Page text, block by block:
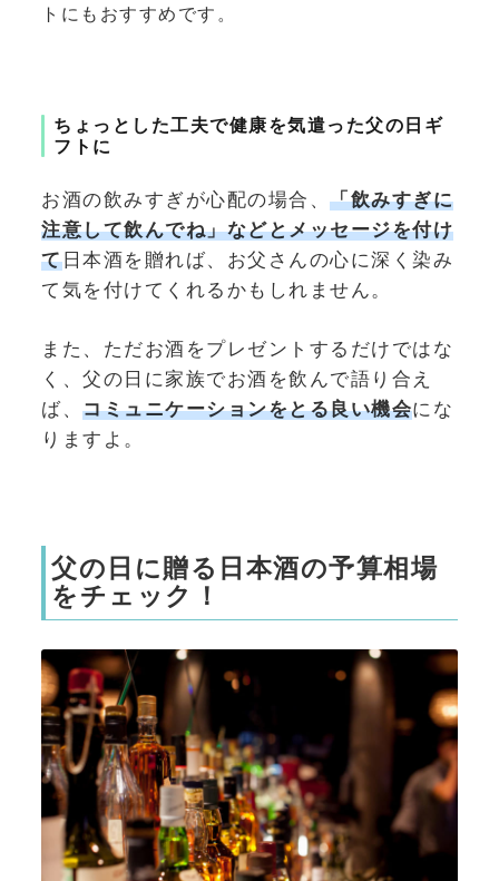
トにもおすすめです。
ちょっとした工夫で健康を気遣った父の日ギ
フトに
お酒の飲みすぎが心配の場合、 「飲みすぎに
注意して飲んでね」などとメッセージを付け
て日本酒を贈れば、お父さんの心に深く染み
て気を付けてくれるかもしれません。
また、ただお酒をプレゼントするだけではな
く、父の日に家族でお酒を飲んで語り合え
ば、 コミュニケーションをとる良い機会にな
りますよ。
父の日に贈る日本酒の予算相場
をチェック！